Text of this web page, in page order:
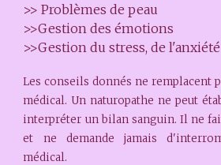
>> Problèmes de peau
>>Gestion des émotions
>>Gestion du stress, de l'anxiété
Les conseils donnés ne remplacent
médical. Un naturopathe ne peut
interpréter un bilan sanguin. Il ne
et ne demande jamais
médical.